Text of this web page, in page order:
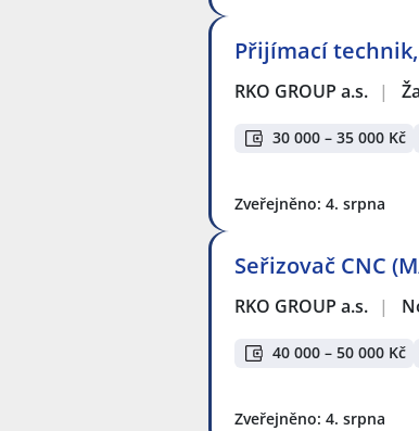
Přijímací
RKO GROUP a.s. |
30 000 – 35 000 Kč
Zveřejněno: 4. srpna
Seřizovač CNC
RKO GROUP a.s. |
40 000 – 50 000 Kč
Zveřejněno: 4. srpna